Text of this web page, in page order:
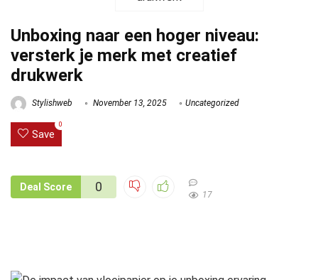
Unboxing naar een hoger niveau:
versterk je merk met creatief
drukwerk
Stylishweb November 13, 2025 Uncategorized
Save
0
Deal Score 0
17